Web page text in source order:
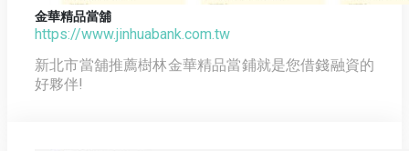
金華精品當舖
https://www.jinhuabank.com.tw
新北市當舖推薦樹林金華精品當鋪就是您借錢融資的
好夥伴!